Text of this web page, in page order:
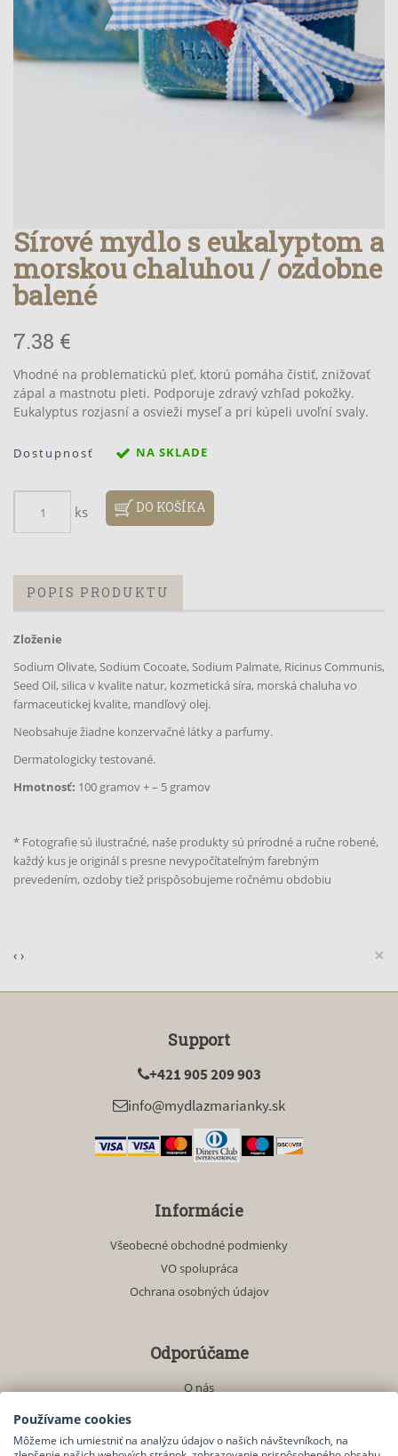
Sírové mydlo s eukalyptom a
morskou chaluhou / ozdobne
balené
7.38 €
Vhodné na problematickú pleť, ktorú pomáha čistiť, znižovať
zápal a mastnotu pleti. Podporuje zdravý vzhľad pokožky.
Eukalyptus rozjasní a osvieži myseľ a pri kúpeli uvoľní svaly.
Dostupnosť NA SKLADE
ks DO KOŠÍKA
POPIS PRODUKTU
Zloženie
Sodium Olivate, Sodium Cocoate, Sodium Palmate, Ricinus Communis,
Seed Oil, silica v kvalite natur, kozmetická síra, morská chaluha vo
farmaceutickej kvalite, mandľový olej.
Neobsahuje žiadne konzervačné látky a parfumy.
Dermatologicky testované.
Hmotnosť: 100 gramov + – 5 gramov
* Fotografie sú ilustračné, naše produkty sú prírodné a ručne robené,
každý kus je originál s presne nevypočítateľným farebným
prevedením, ozdoby tiež prispôsobujeme ročnému obdobiu
‹ › ×
Support
+421 905 209 903
info@mydlazmarianky.sk
Informácie
Všeobecné obchodné podmienky
VO spolupráca
Ochrana osobných údajov
Odporúčame
O nás
Používame cookies
Môžeme ich umiestniť na analýzu údajov o našich návštevníkoch, na